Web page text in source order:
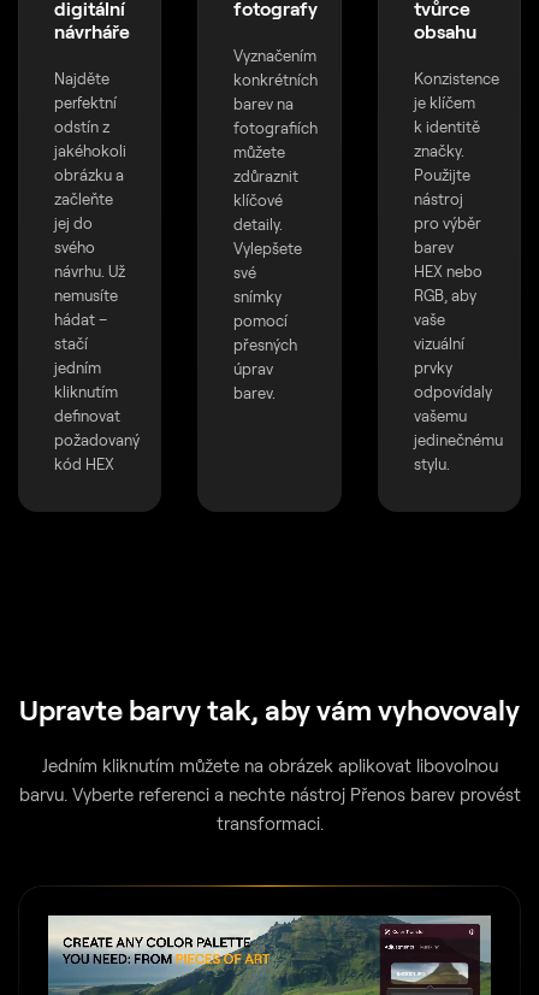
digitální
návrháře
Najděte
perfektní
odstín z
jakéhokoli
obrázku a
začleňte
jej do
svého
návrhu. Už
nemusíte
hádat –
stačí
jedním
kliknutím
definovat
požadovaný
kód HEX
fotografy
Vyznačením
konkrétních
barev na
fotografiích
můžete
zdůraznit
klíčové
detaily.
Vylepšete
své
snímky
pomocí
přesných
úprav
barev.
tvůrce
obsahu
Konzistence
je klíčem
k identitě
značky.
Použijte
nástroj
pro výběr
barev
HEX nebo
RGB, aby
vaše
vizuální
prvky
odpovídaly
vašemu
jedinečnému
stylu.
Upravte barvy tak, aby vám vyhovovaly
Jedním kliknutím můžete na obrázek aplikovat libovolnou
barvu. Vyberte referenci a nechte nástroj Přenos barev provést
transformaci.